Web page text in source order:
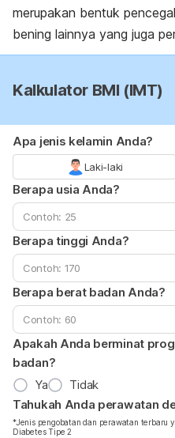
merupakan bentuk
bening lainnya yang juga
Kalkulator BMI (IMT)
Apa jenis kelamin Anda?
Laki-laki
Berapa usia Anda?
Berapa tinggi Anda?
Berapa berat badan Anda?
Apakah Anda berminat
badan?
Ya
Tidak
Tahukah Anda perawatan
*Jenis pengobatan dan perawatan terbaru
Diabetes Tipe 2